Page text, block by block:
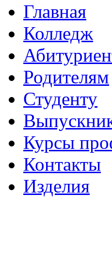
Главная
Колледж
Родителям
Студенту
Курсы
Контакты
Изделия